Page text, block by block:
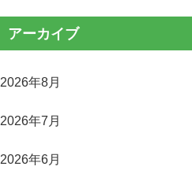
アーカイブ
2026年8月
2026年7月
2026年6月